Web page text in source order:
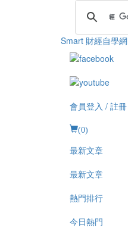
Smart 財經自學網
會員登入 / 註冊
(0)
最新文章
最新文章
熱門排行
今日熱門